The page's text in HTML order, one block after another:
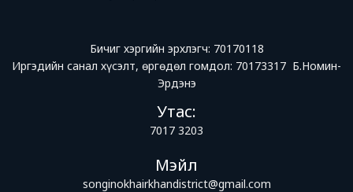
Бичиг хэргийн эрхлэгч: 70170118
Иргэдийн санал хүсэлт, өргөдөл гомдол: 70173317 Б.Номин-
Эрдэнэ
Утас:
7017 3203
Мэйл
songinokhairkhandistrict@gmail.com